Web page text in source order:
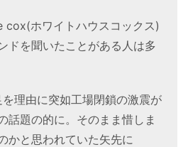
cox(ホワイトハウスコックス)
ドを聞いたことがある人は多
理由に突如工場閉鎖の激震が
話題の的に。そのまま惜しま
かと思われていた矢先に